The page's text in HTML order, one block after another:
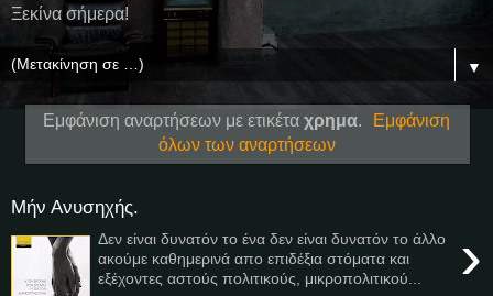
Ξεκίνα σήμερα!
▼
Εμφάνιση αναρτήσεων με ετικέτα χρημα.
Εμφάνιση
όλων των αναρτήσεων
Μήν Ανυσηχής.
›
Δεν είναι δυνατόν το ένα δεν είναι δυνατόν το άλλο
ακούμε καθημερινά απο επιδέξια στόματα και
εξέχοντες αστούς πολιτικούς, μικροπολιτικού...